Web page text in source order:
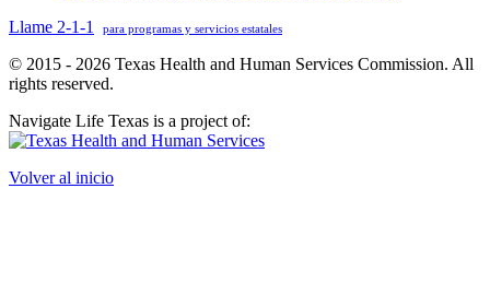
Llame 2-1-1
para programas y servicios estatales
© 2015 - 2026 Texas Health and Human Services Commission. All
rights reserved.
Navigate Life Texas is a project of:
Volver al inicio